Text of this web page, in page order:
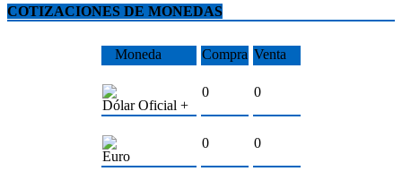
COTIZACIONES DE MONEDAS
Moneda Compra Venta
Dólar Oficial +
0 0
Euro
0 0